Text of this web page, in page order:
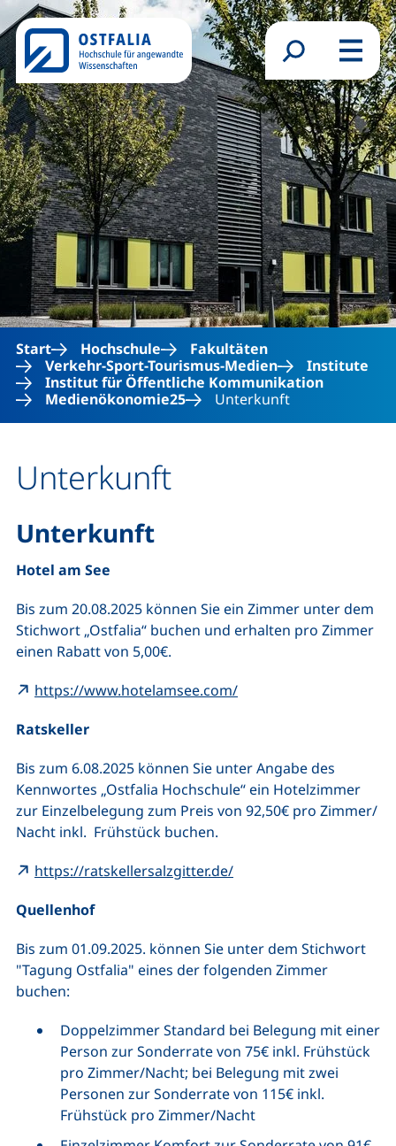
Direkt zum Inhalt
Suchformular
Menü
Start Hochschule
Fakultäten
Verkehr-Sport-Tourismus-Medien
Institute
Institut für Öffentliche Kommunikation
Medienökonomie25
Unterkunft
Unterkunft
Unterkunft
Hotel am See
Bis zum 20.08.2025 können Sie ein Zimmer unter dem
Stichwort „Ostfalia“ buchen und erhalten pro Zimmer
einen Rabatt von 5,00€.
https://www.hotelamsee.com/(externer Link, öffnet
Ratskeller
Bis zum 6.08.2025 können Sie unter Angabe des
Kennwortes „Ostfalia Hochschule“ ein Hotelzimmer
zur Einzelbelegung zum Preis von 92,50€ pro Zimmer/
Nacht inkl. Frühstück buchen.
https://ratskellersalzgitter.de/(externer Link, öffnet
Quellenhof
Bis zum 01.09.2025. können Sie unter dem Stichwort
"Tagung Ostfalia" eines der folgenden Zimmer
buchen:
Doppelzimmer Standard bei Belegung mit einer
Person zur Sonderrate von 75€ inkl. Frühstück
pro Zimmer/Nacht; bei Belegung mit zwei
Personen zur Sonderrate von 115€ inkl.
Frühstück pro Zimmer/Nacht